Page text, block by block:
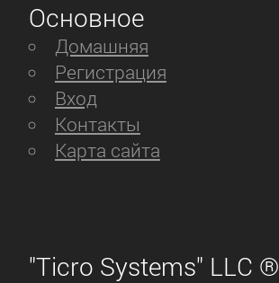
Основное
Домашняя
Регистрация
Вход
Контакты
Карта сайта
"Ticro Systems" LLC ®